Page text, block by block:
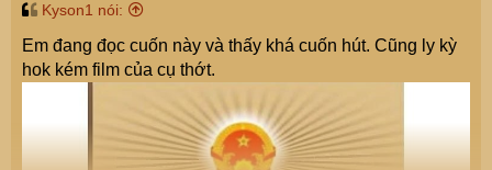
Kyson1 nói:
Em đang đọc cuốn này và thấy khá cuốn hút. Cũng ly kỳ
hok kém film của cụ thớt.